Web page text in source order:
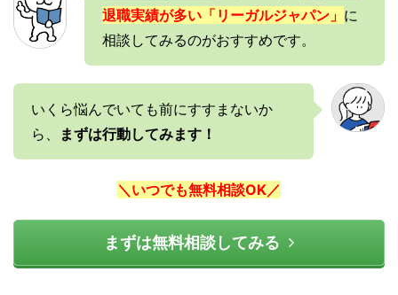
退職実績が多い「リーガルジャパン」 に
相談してみるのがおすすめです。
いくら悩んでいても前にすすまないか
ら、
まずは行動してみます！
＼いつでも無料相談OK／
まずは無料相談してみる